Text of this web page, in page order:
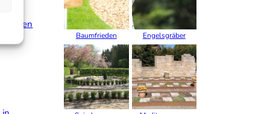
Baumfrieden Engelsgräber